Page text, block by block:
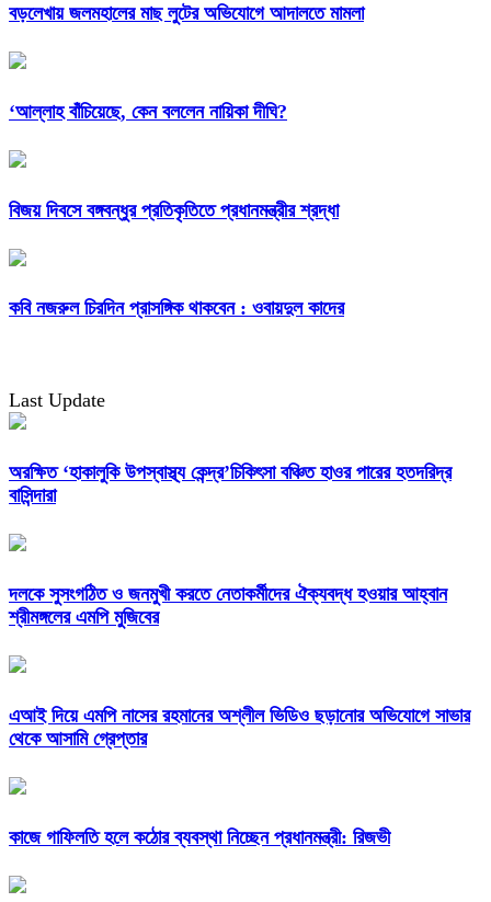
বড়লেখায় জলমহালের মাছ লুটের অভিযোগে আদালতে মামলা
‘আল্লাহ বাঁচিয়েছে, কেন বললেন নায়িকা দীঘি?
বিজয় দিবসে বঙ্গবন্ধুর প্রতিকৃতিতে প্রধানমন্ত্রীর শ্রদ্ধা
কবি নজরুল চিরদিন প্রাসঙ্গিক থাকবেন : ওবায়দুল কাদের
Last Update
অরক্ষিত ‘হাকালুকি উপস্বাস্থ্য কেন্দ্র’চিকিৎসা বঞ্চিত হাওর পারের হতদরিদ্র
বাসিন্দারা
দলকে সুসংগঠিত ও জনমুখী করতে নেতাকর্মীদের ঐক্যবদ্ধ হওয়ার আহ্বান
শ্রীমঙ্গলের এমপি মুজিবের
এআই দিয়ে এমপি নাসের রহমানের অশ্লীল ভিডিও ছড়ানোর অভিযোগে সাভার
থেকে আসামি গ্রেপ্তার
কাজে গাফিলতি হলে কঠোর ব্যবস্থা নিচ্ছেন প্রধানমন্ত্রী: রিজভী